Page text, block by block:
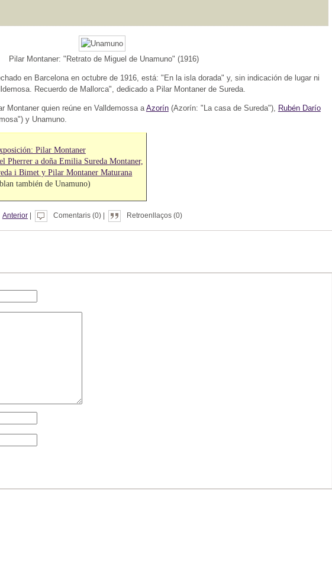
Pilar Montaner: "Retrato de Miguel de Unamuno" (1916)
en Barcelona en octubre de 1916, está: "En la isla dorada" y, sin indicación de lugar ni
Recuerdo de Mallorca", dedicado a Pilar Montaner de Sureda.
Montaner quien reúne en Valldemossa aAzorín(Azorín: "La casa de Sureda"), Rubén Darío
y Unamuno.
Pilar Montaner
Pherrer a doña Emilia Sureda Montaner,
i Bimet y Pilar Montaner Maturana
también de Unamuno)
Anterior| Comentaris (0) | Retroenllaços (0)